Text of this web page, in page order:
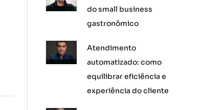
do small business
gastronômico
Atendimento
automatizado: como
equilibrar eficiência e
experiência do cliente